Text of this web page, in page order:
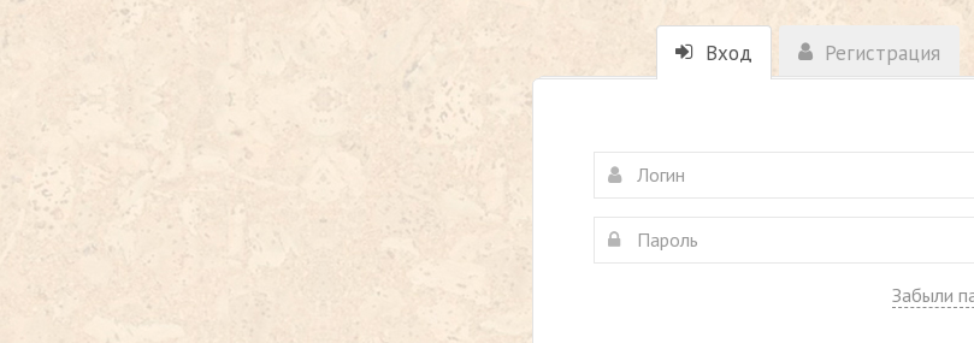
Вход Регистрация
Забыли